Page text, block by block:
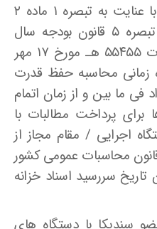
احتراما باستحضار می رساند با عنایت به تبصره ۱ ماده ۲
آیین نامه اجرایی بند “هـ” تبصره ۵ قانون بودجه سال
۱۳۹۷ مصوبه شماره ۹۴۱۴۱ / ت ۵۵۴۵۵ هـ مورخ ۱۷ مهر
زمانی محاسبه حفظ قدرت
فی ما بین و از زمان اتمام
برای پرداخت مطالبات با
اجرایی / مقام مجاز از
وی (موضوع ماده ۵۳ قانون محاسبات عمومی کشور
آن تاریخ سررسید اسناد خزانه
سندیکا با دستگاه های